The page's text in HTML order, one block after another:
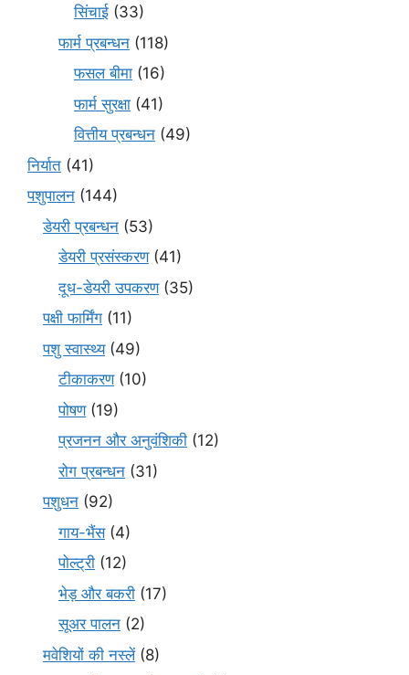
सिंचाई (33)
फार्म प्रबन्धन (118)
फसल बीमा (16)
फार्म सुरक्षा (41)
वित्तीय प्रबन्धन (49)
निर्यात (41)
पशुपालन (144)
डेयरी प्रबन्धन (53)
डेयरी प्रसंस्करण(41)
दूध-डेयरी उपकरण(35)
पक्षी फार्मिंग (11)
पशु स्वास्थ्य(49)
टीकाकरण(10)
पोषण(19)
प्रजनन और अनुवंशिकी (12)
रोग प्रबन्धन (31)
पशुधन (92)
गाय-भैंस(4)
पोल्ट्री (12)
भेड़ और बकरी (17)
सूअर पालन (2)
मवेशियों की नस्लें(8)